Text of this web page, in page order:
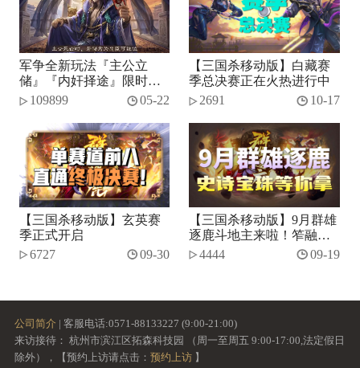
军争全新玩法『主公立
储』『内奸择途』限时开
启！109899 05-22
【三国杀移动版】白藏赛
季总决赛正在火热进行中
2691
10-17
【三国杀移动版】玄英赛
季正式开启
6727
09-30
【三国杀移动版】9月群雄
逐鹿斗地主来啦！笮融、
势张燕加入将池~
4444 09-19
公司简介 | 客服电话:0571-88133227 (9:00-21:00)
来访接待： 杭州市滨江区拓森科技园 （周一至周五 9:00-17:00,法定假日
除外），【预约上访请点击： 预约上访】